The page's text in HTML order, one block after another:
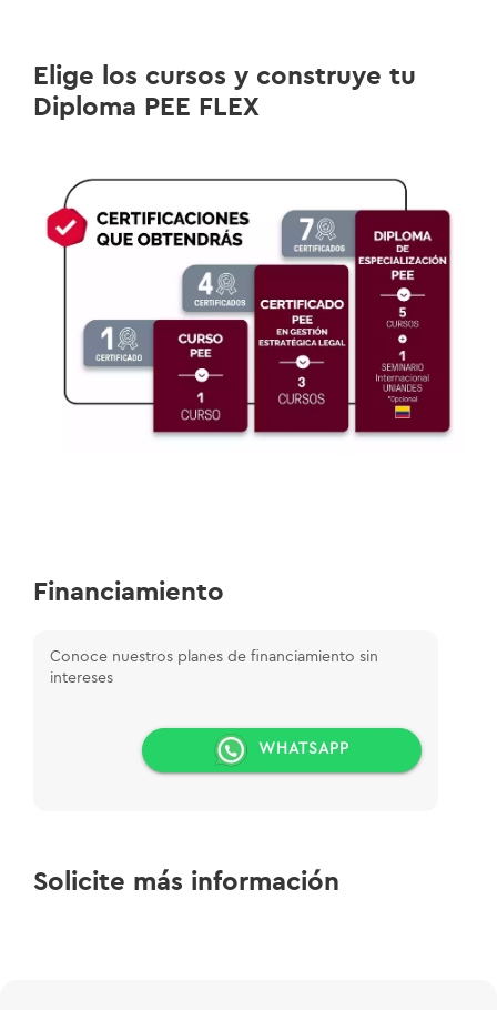
Elige los cursos y construye tu
Diploma PEE FLEX
Financiamiento
Conoce nuestros planes de financiamiento sin
intereses
WHATSAPP
Solicite más información